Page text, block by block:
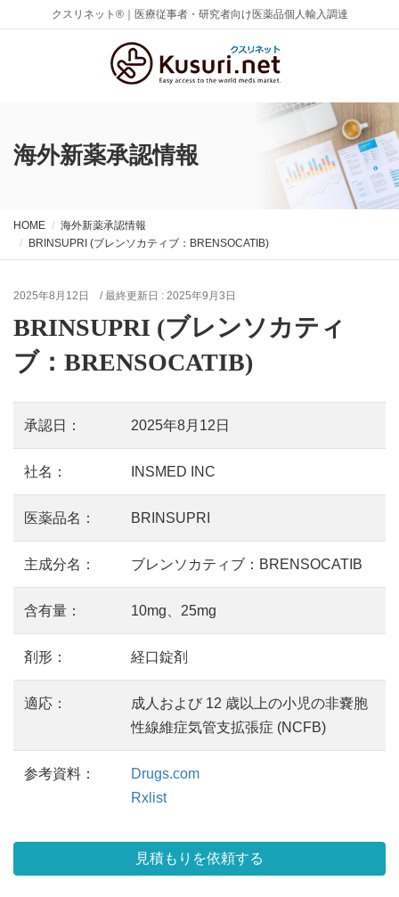
クスリネット®｜医療従事者・研究者向け医薬品個人輸入調達
海外新薬承認情報
HOME
海外新薬承認情報
BRINSUPRI (ブレンソカティブ：BRENSOCATIB)
2025年8月12日 / 最終更新日 : 2025年9月3日
BRINSUPRI (ブレンソカティ
ブ：BRENSOCATIB)
承認日： 2025年8月12日
社名： INSMED INC
医薬品名： BRINSUPRI
主成分名： ブレンソカティブ：BRENSOCATIB
含有量： 10mg、25mg
剤形： 経口錠剤
適応：
成人および 12 歳以上の小児の非嚢胞
性線維症気管支拡張症 (NCFB)
参考資料：
Drugs.com
Rxlist
見積もりを依頼する